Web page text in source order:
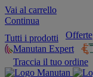
Vai al carrello
Continua
Tutti i prodotti
Offerte
Manutan Expert
Traccia il tuo ordine